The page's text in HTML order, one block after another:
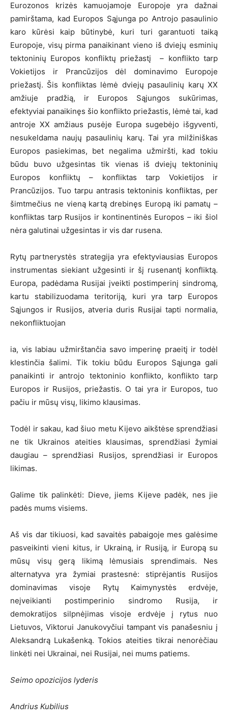
Eurozonos krizės kamuojamoje Europoje yra dažnai
pamirštama, kad Europos Sąjunga po Antrojo pasaulinio
karo kūrėsi kaip būtinybė, kuri turi garantuoti taiką
Europoje, visų pirma panaikinant vieno iš dviejų esminių
tektoninių Europos konfliktų priežastį – konflikto tarp
Vokietijos ir Prancūzijos dėl dominavimo Europoje
priežastį. Šis konfliktas lėmė dviejų pasaulinių karų XX
amžiuje pradžią, ir Europos Sąjungos sukūrimas,
efektyviai panaikinęs šio konflikto priežastis, lėmė tai, kad
antroje XX amžiaus pusėje Europa sugebėjo išgyventi,
nesukeldama naujų pasaulinių karų. Tai yra milžiniškas
Europos pasiekimas, bet negalima užmiršti, kad tokiu
būdu buvo užgesintas tik vienas iš dviejų tektoninių
Europos konfliktų – konfliktas tarp Vokietijos ir
Prancūzijos. Tuo tarpu antrasis tektoninis konfliktas, per
šimtmečius ne vieną kartą drebinęs Europą iki pamatų –
konfliktas tarp Rusijos ir kontinentinės Europos – iki šiol
nėra galutinai užgesintas ir vis dar rusena.
Rytų partnerystės strategija yra efektyviausias Europos
instrumentas siekiant užgesinti ir šį rusenantį konfliktą.
Europa, padėdama Rusijai įveikti postimperinį sindromą,
kartu stabilizuodama teritoriją, kuri yra tarp Europos
Sąjungos ir Rusijos, atveria duris Rusijai tapti normalia,
nekonfliktuojan
ia, vis labiau užmirštančia savo imperinę praeitį ir todėl
klestinčia šalimi. Tik tokiu būdu Europos Sąjunga gali
panaikinti ir antrojo tektoninio konflikto, konflikto tarp
Europos ir Rusijos, priežastis. O tai yra ir Europos, tuo
pačiu ir mūsų visų, likimo klausimas.
Todėl ir sakau, kad šiuo metu Kijevo aikštėse sprendžiasi
ne tik Ukrainos ateities klausimas, sprendžiasi žymiai
daugiau – sprendžiasi Rusijos, sprendžiasi ir Europos
likimas.
Galime tik palinkėti: Dieve, jiems Kijeve padėk, nes jie
padės mums visiems.
Aš vis dar tikiuosi, kad savaitės pabaigoje mes galėsime
pasveikinti vieni kitus, ir Ukrainą, ir Rusiją, ir Europą su
mūsų visų gerą likimą lėmusiais sprendimais. Nes
alternatyva yra žymiai prastesnė: stiprėjantis Rusijos
dominavimas visoje Rytų Kaimynystės erdvėje,
neįveikianti postimperinio sindromo Rusija, ir
demokratijos silpnėjimas visoje erdvėje į rytus nuo
Lietuvos, Viktorui Janukovyčiui tampant vis panašesniu į
Aleksandrą Lukašenką. Tokios ateities tikrai nenorėčiau
linkėti nei Ukrainai, nei Rusijai, nei mums patiems.
Seimo opozicijos lyderis
Andrius Kubilius